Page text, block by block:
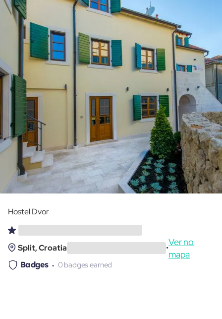
Hostel Dvor
Split, Croatia •
Ver no
mapa
Badges 0 badges earned